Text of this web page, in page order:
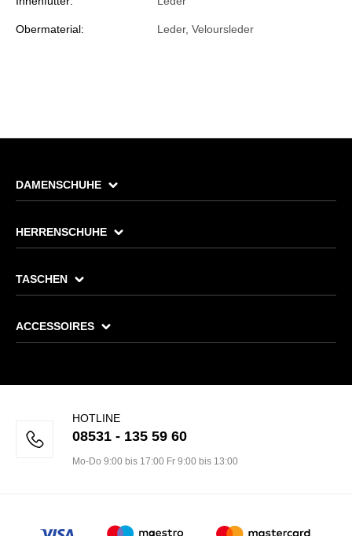
Obermaterial: Leder, Veloursleder
DAMENSCHUHE
HERRENSCHUHE
TASCHEN
ACCESSOIRES
HOTLINE
08531 - 135 59 60
Mo-Do 9:00 bis 17:00 Fr 9:00 bis 13:00